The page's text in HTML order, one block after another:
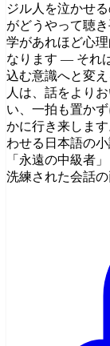
ジル人を泣かせ
がどうやって聴
学があれほど心
なります — それ
込む意識へと変
人は、話をより
い、一拍も置か
かに行き来しま
わせる日本語の
「永遠の中級者
洗練された会話